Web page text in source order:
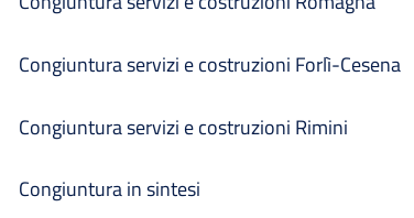
Congiuntura servizi e costruzioni Forlì-Cesena
Congiuntura servizi e costruzioni Rimini
Congiuntura in sintesi